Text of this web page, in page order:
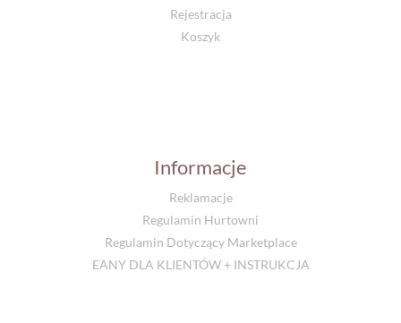
Rejestracja
Koszyk
Informacje
Reklamacje
Regulamin Hurtowni
Regulamin Dotyczący Marketplace
EANY DLA KLIENTÓW + INSTRUKCJA